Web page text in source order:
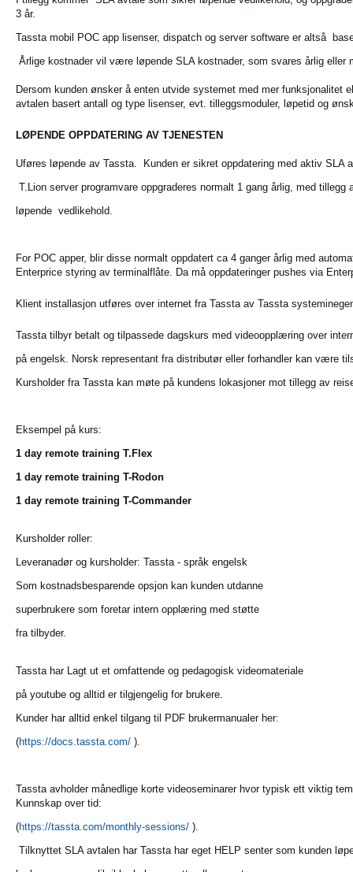
3 år.
Tassta mobil POC app lisenser, dispatch og server software er altså b
Årlige kostnader vil være løpende SLA kostnader, som svares årlig eller
Dersom kunden ønsker å enten utvide systemet med mer funksjonalitet
avtalen basert antall og type lisenser, evt. tilleggsmoduler, løpetid og
LØPENDE OPPDATERING AV TJENESTEN
Uføres løpende av Tassta.
Kunden er sikret oppdatering med aktiv SLA
T.Lion server programvare oppgraderes normalt 1 gang årlig, med tillegg
løpende vedlikehold.
For POC apper, blir disse normalt oppdatert ca 4 ganger årlig med
Enterprice styring av terminalflåte. Da må oppdateringer pushes via
Klient installasjon utføres over internet fra Tassta av Tassta
Tassta tilbyr betalt og tilpassede dagskurs med videoopplæring over
på engelsk. Norsk representant fra distributør eller forhandler kan være
Kursholder fra Tassta kan møte på kundens lokasjoner mot tillegg av
Eksempel på kurs:
1 day remote training T.Flex
1 day remote training T-Rodon
1 day remote training T-Commander
Kursholder roller:
Leveranadør og kursholder: Tassta - språk engelsk
Som kostnadsbesparende opsjon kan kunden utdanne
superbrukere som foretar intern opplæring med støtte
fra tilbyder.
Tassta har Lagt ut et omfattende og pedagogisk videomateriale
på youtube og alltid er tilgjengelig for brukere.
Kunder har alltid enkel tilgang til PDF brukermanualer her:
(https://docs.tassta.com/ ).
Tassta avholder månedlige korte videoseminarer hvor typisk ett viktig
Kunnskap over tid:
(https://tassta.com/monthly-sessions/ ).
Tilknyttet SLA avtalen har Tassta har eget HELP senter som kunden